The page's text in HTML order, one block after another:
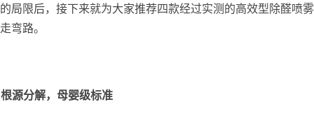
局限后，接下来就为大家推荐四款经过实测的高效型除醛喷
弯路。
根源分解，母婴级标准